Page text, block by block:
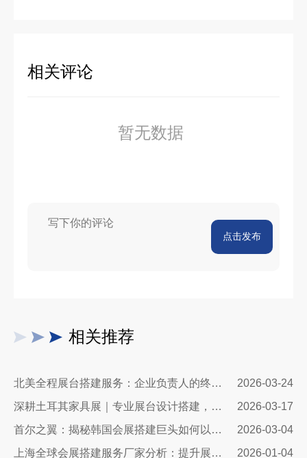
相关评论
暂无数据
点击发布
相关推荐
北美全程展台搭建服务：企业负责人的终极指南
2026-03-24
深耕土耳其家具展｜专业展台设计搭建，让中国家具品牌抢占中东欧市场C位
2026-03-17
首尔之翼：揭秘韩国会展搭建巨头如何以极致细节与创新科技赋能全球品牌
2026-03-04
上海全球会展搭建服务厂家分析：提升展会质量与体验的关键
2026-01-04